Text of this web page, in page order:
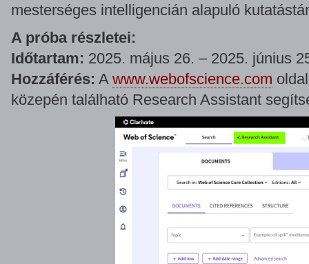
mesterséges intelligencián alapuló
A próba részletei:
Időtartam: 2025. május 26. – 2025. június
Hozzáférés: A www.webofscience.com
közepén található Research Assistant